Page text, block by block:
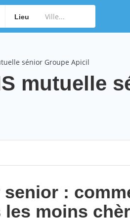
Lieu
sénior Groupe Apicil
mutuelle
:
moins